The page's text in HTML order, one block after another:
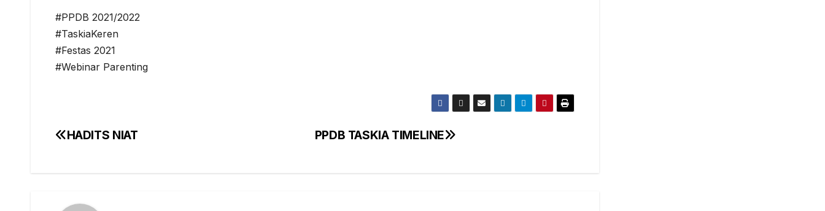
#PPDB 2021/2022
#TaskiaKeren
#Festas 2021
#Webinar Parenting
Post
PPDB TASKIA TIMELINE
HADITS NIAT